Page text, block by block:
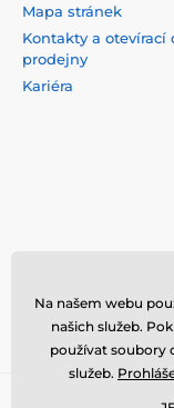
Mapa stránek
Kontakty a otevírací
prodejny
Kariéra
Na našem webu
našich služeb.
používat soubory
služeb.